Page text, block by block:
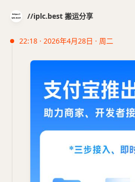
//iplc.best 搬运分享
22:18 · 2026年4月28日 · 周二